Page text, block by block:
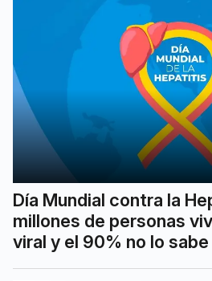
Día Mundial contra la
millones de personas
viral y el 90% no lo sabe